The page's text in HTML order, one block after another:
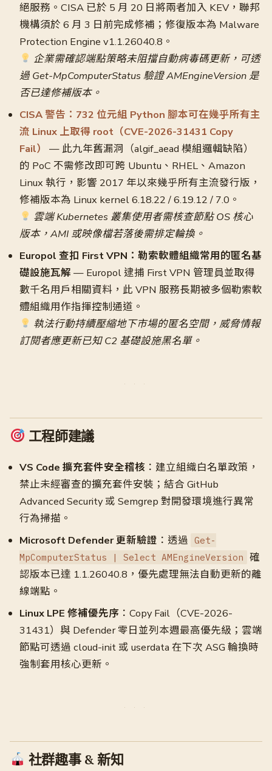
絕服務。CISA 已於 5 月 20 日將兩者加入 KEV，聯邦
機構須於 6 月 3 日前完成修補；修復版本為 Malware
Protection Engine v1.1.26040.8。
企業需確認端點策略未阻擋自動病毒碼更新，可透
過 Get-MpComputerStatus 驗證 AMEngineVersion 是
否已達修補版本。
CISA 警告：732 位元組 Python 腳本可在幾乎所有主
流 Linux 上取得 root（CVE-2026-31431 Copy
Fail）
— 此九年舊漏洞（algif_aead 模組邏輯缺陷）
的 PoC 不需修改即可跨 Ubuntu、RHEL、Amazon
Linux 執行，影響 2017 年以來幾乎所有主流發行版，
修補版本為 Linux kernel 6.18.22 / 6.19.12 / 7.0。
雲端 Kubernetes 叢集使用者需核查節點 OS 核心
版本，AMI 或映像檔若落後需排定輪換。
Europol 查扣 First VPN：勒索軟體組織常用的匿名基
礎設施瓦解 — Europol 逮捕 First VPN 管理員並取得
數千名用戶相關資料，此 VPN 服務長期被多個勒索軟
體組織用作指揮控制通道。
執法行動持續壓縮地下市場的匿名空間，威脅情報
訂閱者應更新已知 C2 基礎設施黑名單。
工程師建議
VS Code 擴充套件安全稽核 ：建立組織白名單政策，
禁止未經審查的擴充套件安裝；結合 GitHub
Advanced Security 或 Semgrep 對開發環境進行異常
行為掃描。
Microsoft Defender 更新驗證 ：透過 Get-
MpComputerStatus | Select AMEngineVersion 確
認版本已達 1.1.26040.8，優先處理無法自動更新的離
線端點。
Linux LPE 修補優先序 ：Copy Fail（CVE-2026-
31431）與 Defender 零日並列本週最高優先級；雲端
節點可透過 cloud-init 或 userdata 在下次 ASG 輪換時
強制套用核心更新。
社群趣事 & 新知